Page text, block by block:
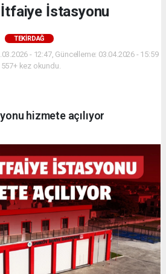
İstasyonu
TEKIRDAĞ
- 12:47, Güncelleme: 03.04.2026 - 15:59
557+ kez okundu.
hizmete açılıyor